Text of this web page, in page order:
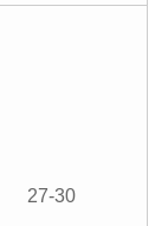
27-30